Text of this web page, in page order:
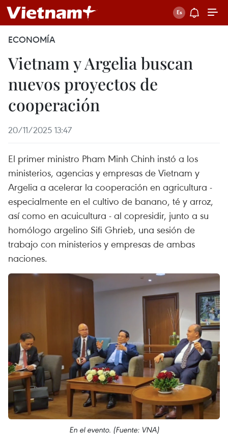
ECONOMÍA
Vietnam y Argelia buscan
nuevos proyectos de
cooperación
20/11/2025 13:47
El primer ministro Pham Minh Chinh instó a los
ministerios, agencias y empresas de Vietnam y
Argelia a acelerar la cooperación en agricultura -
especialmente en el cultivo de banano, té y arroz,
así como en acuicultura - al copresidir, junto a su
homólogo argelino Sifi Ghrieb, una sesión de
trabajo con ministerios y empresas de ambas
naciones.
En el evento. (Fuente: VNA)